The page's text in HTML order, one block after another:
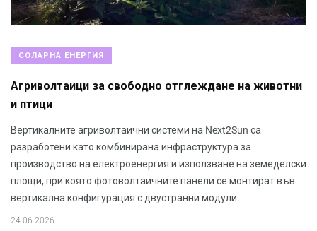
СОЛАРНА ЕНЕРГИЯ
Агриволтаици за свободно отглеждане на животни
и птици
Вертикалните агриволтаични системи на Next2Sun са
разработени като комбинирана инфраструктура за
производство на електроенергия и използване на земеделски
площи, при която фотоволтаичните панели се монтират във
вертикална конфигурация с двустранни модули.
24.06.2026